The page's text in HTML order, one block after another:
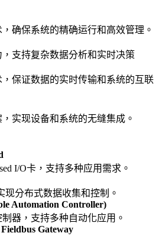
确保系统的精确运行和高效管理。
支持复杂数据分析和实时决策
保证数据的实时传输和系统的互联
实现设备和系统的无缝集成。
I/O卡，支持多种应用需求。
分布式数据收集和控制。
Automation Controller)
器，支持多种自动化应用。
Gateway